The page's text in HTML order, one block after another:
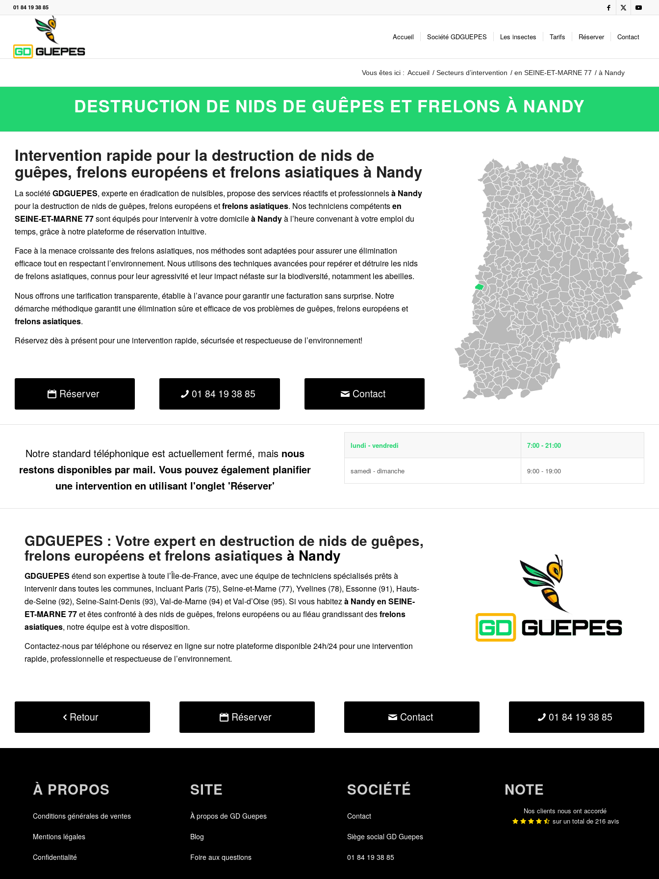
01 84 19 38 85
Accueil Société GDGUEPES Les insectes Tarifs Réserver Contact
Vous êtes ici : Accueil / Secteurs d’intervention / en SEINE-ET-MARNE 77 / à Nandy
DESTRUCTION DE NIDS DE GUÊPES ET FRELONS À NANDY
Intervention rapide pour la destruction de nids de
guêpes, frelons européens et frelons asiatiques à Nandy
La sociétéGDGUEPES, experte en éradication de nuisibles, propose des services réactifs et professionnelsà Nandy
pour la destruction de nids de guêpes, frelons européensetfrelons asiatiques. Nos techniciens compétentsen
SEINE-ET-MARNE 77sont équipés pour intervenir à votre domicileà Nandyà l’heure convenant à votre emploi du
temps, grâce à notre plateforme de réservation intuitive.
Face à la menace croissante des frelons asiatiques, nos méthodes sont adaptées pour assurer une élimination
efficace tout en respectant l’environnement. Nous utilisons des techniques avancées pour repérer et détruire les nids
defrelons asiatiques, connus pour leur agressivité et leur impact néfaste sur la biodiversité, notamment les abeilles.
Nous offrons unetarification transparente, établie à l’avance pour garantir une facturation sans surprise. Notre
démarche méthodique garantit une élimination sûre et efficace de vos problèmes de guêpes, frelons européens et
frelons asiatiques.
Réservezdès à présent pour une intervention rapide, sécurisée et respectueuse de l’environnement!
Réserver 01 84 19 38 85 Contact
Notre standard téléphonique est actuellement fermé, mais nous
restons disponibles par mail. Vous pouvez également planifier
une intervention en utilisant l'onglet 'Réserver'
lundi - vendredi 7:00 - 21:00
samedi - dimanche 9:00 - 19:00
GDGUEPES : Votre expert en destruction de nids de guêpes,
frelons européens et frelons asiatiques à Nandy
GDGUEPES étend son expertise à toute l’Île-de-France, avec une équipe de techniciens spécialisés prêts à
intervenir dans toutes les communes, incluant Paris (75), Seine-et-Marne (77), Yvelines (78), Essonne (91), Hauts-
de-Seine (92), Seine-Saint-Denis (93), Val-de-Marne (94) et Val-d’Oise (95). Si vous habitez à Nandyen SEINE-
ET-MARNE 77et êtes confronté à des nids de guêpes, frelons européens ou au fléau grandissant desfrelons
asiatiques, notre équipe est à votre disposition.
Contactez-nous partéléphoneou réservez en ligne sur notre plateforme disponible 24h/24pour une intervention
rapide, professionnelle et respectueuse de l’environnement.
Retour Réserver Contact 01 84 19 38 85
À PROPOS
Conditions générales de ventes
Mentions légales
Confidentialité
SITE
À propos de GD Guepes
Blog
Foire aux questions
SOCIÉTÉ
Contact
Siège social GD Guepes
01 84 19 38 85
NOTE
Nos clients nous ont accordé
sur un total de 216avis